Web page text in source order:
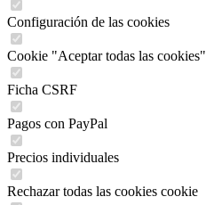
Configuración de las cookies
Cookie "Aceptar todas las cookies"
Ficha CSRF
Pagos con PayPal
Precios individuales
Rechazar todas las cookies cookie